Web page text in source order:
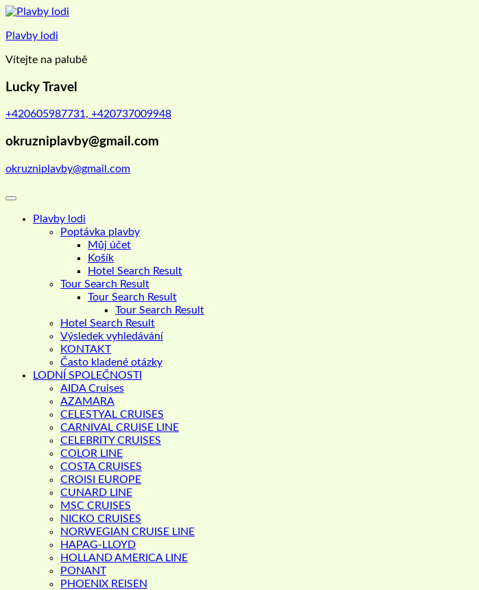
Skip
content
Plavby lodi
Vítejte na palubě
Lucky Travel
+420605987731, +420737009948
okruzniplavby@gmail.com
okruzniplavby@gmail.com
Plavby lodi
Poptávka plavby
Můj účet
Košík
Hotel Search Result
Tour Search Result
Tour Search Result
Tour Search Result
Hotel Search Result
Výsledek vyhledávání
KONTAKT
Často kladené otázky
LODNÍ SPOLEČNOSTI
AIDA Cruises
AZAMARA
CELESTYAL CRUISES
CARNIVAL CRUISE LINE
CELEBRITY CRUISES
COLOR LINE
COSTA CRUISES
CROISI EUROPE
CUNARD LINE
MSC CRUISES
NICKO CRUISES
NORWEGIAN CRUISE LINE
HAPAG-LLOYD
HOLLAND AMERICA LINE
PONANT
PHOENIX REISEN